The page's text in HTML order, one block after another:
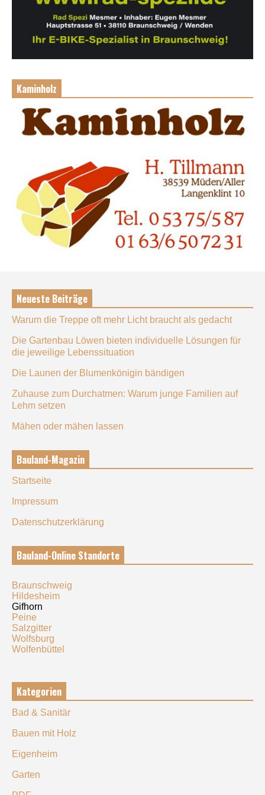
Kaminholz
Neueste Beiträge
Warum die Treppe oft mehr Licht braucht als gedacht
Die Gartenbau Löwen bieten individuelle Lösungen für
die jeweilige Lebenssituation
Die Launen der Blumenkönigin bändigen
Zuhause zum Durchatmen: Warum junge Familien auf
Lehm setzen
Mähen oder mähen lassen
Bauland-Magazin
Startseite
Impressum
Datenschutzerklärung
Bauland-Online Standorte
Braunschweig
Hildesheim
Gifhorn
Peine
Salzgitter
Wolfsburg
Wolfenbüttel
Kategorien
Bad & Sanitär
Bauen mit Holz
Eigenheim
Garten